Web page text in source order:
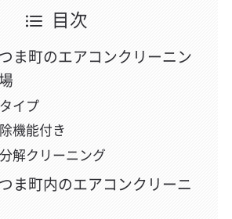
目次
ま町のエアコンクリーニン
イプ
機能付き
解クリーニング
ま町内のエアコンクリーニ